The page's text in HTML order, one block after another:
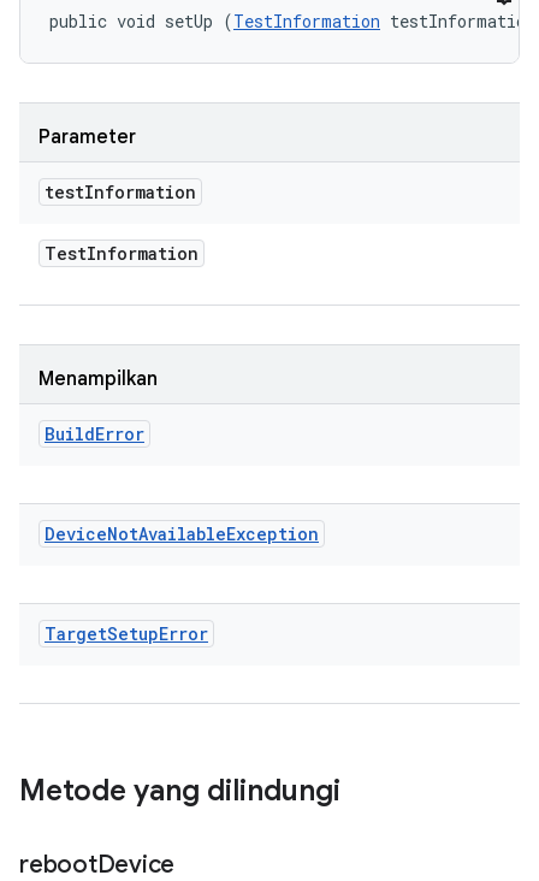
public void setUp (TestInformation
Parameter
testInformation
TestInformation
Menampilkan
BuildError
DeviceNotAvailableException
TargetSetupError
Metode yang dilindungi
rebootDevice